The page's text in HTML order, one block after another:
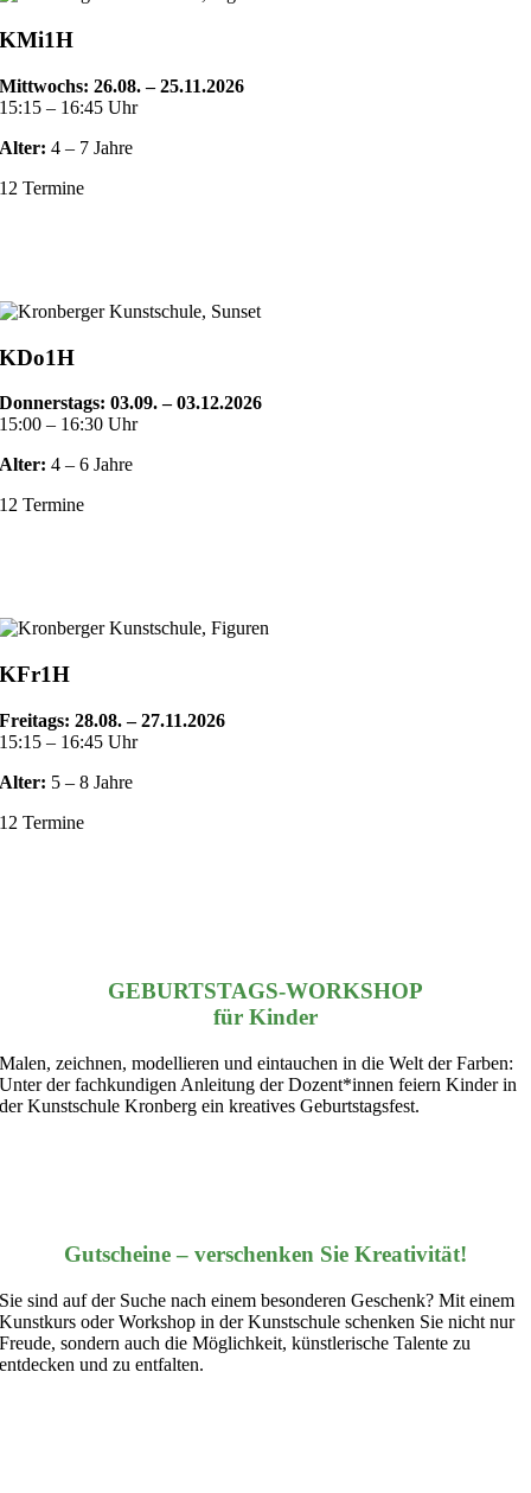
KMi1H
Mittwochs: 26.08. – 25.11.2026
15:15 – 16:45 Uhr
Alter: 4 – 7 Jahre
12 Termine
KDo1H
Donnerstags: 03.09. – 03.12.2026
15:00 – 16:30 Uhr
Alter: 4 – 6 Jahre
12 Termine
KFr1H
Freitags: 28.08. – 27.11.2026
15:15 – 16:45 Uhr
Alter: 5 – 8 Jahre
12 Termine
GEBURTSTAGS-WORKSHOP
für Kinder
Malen, zeichnen, modellieren und eintauchen in die Welt der Farben:
Unter der fachkundigen Anleitung der Dozent*innen feiern Kinder in
der Kunstschule Kronberg ein kreatives Geburtstagsfest.
Gutscheine – verschenken Sie Kreativität!
Sie sind auf der Suche nach einem besonderen Geschenk?Mit einem
Kunstkurs oder Workshop in der Kunstschule schenken Sie nicht nur
Freude, sondern auch die Möglichkeit, künstlerische Talente zu
entdecken und zu entfalten.